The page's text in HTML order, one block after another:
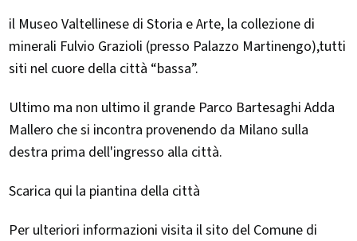
il Museo Valtellinese di Storia e Arte, la collezione di
minerali Fulvio Grazioli (presso Palazzo Martinengo),tutti
siti nel cuore della città “bassa”.
Ultimo ma non ultimo il grande Parco Bartesaghi Adda
Mallero che si incontra provenendo da Milano sulla
destra prima dell'ingresso alla città.
Scarica qui la piantina della città
Per ulteriori informazioni visita il sito del Comune di